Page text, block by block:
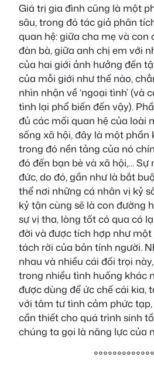
Giá trị gia đình cũng là một
sâu, trong đó tác giả phân
quan hệ: giữa cha mẹ và con
đàn bà, giữa anh chị em với
của hai giới ảnh hưởng đến
của mỗi giới như thế nào,
nhìn nhận về ‘ngoại tình’ (và
tình lại phổ biến đến vậy).
đủ các mối quan hệ của loài
sống xã hội, đây là một phần
trong đó nền tảng của nó
đó đến bạn bè và xã hội,… Sự
đức, do đó, gần như là bắt
thể nơi những cá nhân vị kỷ
kỷ tận cùng sẽ là con đường
sự vị tha, lòng tốt có qua có
đời và được tích hợp như
tách rời của bản tính người.
nhau và nhiều cái đối trọi
trong nhiều tình huống khác
được dùng để ức chế cái kia,
với tâm tư tình cảm phức
cần thiết cho quá trình sinh
chúng ta gọi là năng lực của